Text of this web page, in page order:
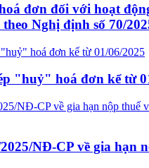
đơn đối với hoạt
Nghị định số 70/
"huỷ" hoá đơn kể từ
NĐ-CP về gia hạn